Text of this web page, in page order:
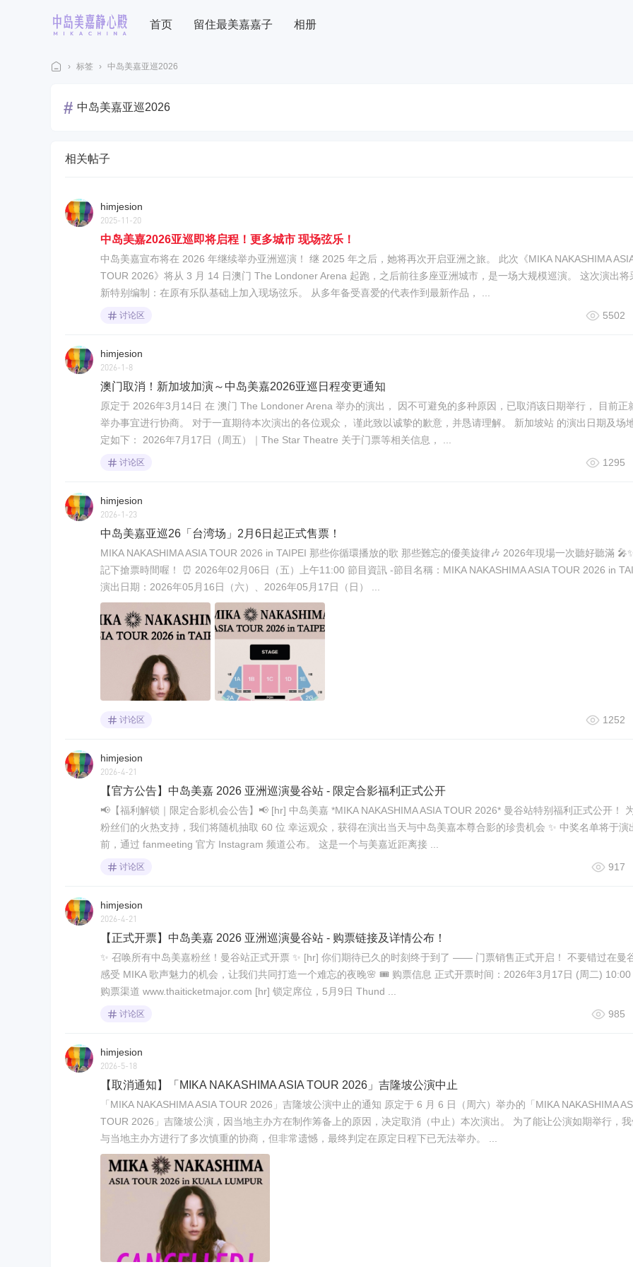
首页 留住最美嘉嘉子 相册
› 标签 › 中岛美嘉亚巡2026
# 中岛美嘉亚巡2026
相关帖子
himjesion
2025-11-20
中岛美嘉2026亚巡即将启程！更多城市 现场弦乐！
中岛美嘉宣布将在 2026 年继续举办亚洲巡演！ 继 2025 年之后，她将再次开启亚洲之旅。 此次《MIKA NAKASHIMA
TOUR 2026》将从 3 月 14 日澳门 The Londoner Arena 起跑，之后前往多座亚洲城市，是一场大规模巡演。 这次演出将
新特别编制：在原有乐队基础上加入现场弦乐。 从多年备受喜爱的代表作到最新作品， ...
讨论区 5502
himjesion
2026-1-8
澳门取消！新加坡加演～中岛美嘉2026亚巡日程变更通知
原定于 2026年3月14日 在 澳门 The Londoner Arena 举办的演出， 因不可避免的多种原因，已取消该日期举行， 目前正
举办事宜进行协商。 对于一直期待本次演出的各位观众， 谨此致以诚挚的歉意，并恳请理解。 新加坡站 的演出日期及场
定如下： 2026年7月17日（周五）｜The Star Theatre 关于门票等相关信息， ...
讨论区 1295
himjesion
2026-1-23
中岛美嘉亚巡26「台湾场」2月6日起正式售票！
MIKA NAKASHIMA ASIA TOUR 2026 in TAIPEI 那些你循環播放的歌 那些難忘的優美旋律🎶 2026年現場一次聽好聽滿
記下搶票時間喔！ ⏰ 2026年02月06日（五）上午11:00 節目資訊 -節目名稱：MIKA NAKASHIMA ASIA TOUR 2026 in
演出日期：2026年05月16日（六）、2026年05月17日（日） ...
讨论区 1252
himjesion
2026-4-21
【官方公告】中岛美嘉 2026 亚洲巡演曼谷站 - 限定合影福利正式公开
📢【福利解锁｜限定合影机会公告】📢 [hr] 中岛美嘉 *MIKA NAKASHIMA ASIA TOUR 2026* 曼谷站特别福利正式公开！
粉丝们的火热支持，我们将随机抽取 60 位 幸运观众，获得在演出当天与中岛美嘉本尊合影的珍贵机会 ✨ 中奖名单将于演
前，通过 fanmeeting 官方 Instagram 频道公布。 这是一个与美嘉近距离接 ...
讨论区 917
himjesion
2026-4-21
【正式开票】中岛美嘉 2026 亚洲巡演曼谷站 - 购票链接及详情公布！
✨ 召唤所有中岛美嘉粉丝！曼谷站正式开票 ✨ [hr] 你们期待已久的时刻终于到了 —— 门票销售正式开启！ 不要错过在曼
感受 MIKA 歌声魅力的机会，让我们共同打造一个难忘的夜晚🌸 🎟 购票信息 正式开票时间：2026年3月17日 (周二) 10:00
购票渠道 www.thaiticketmajor.com [hr] 锁定席位，5月9日 Thund ...
讨论区 985
himjesion
2026-5-18
【取消通知】「MIKA NAKASHIMA ASIA TOUR 2026」吉隆坡公演中止
「MIKA NAKASHIMA ASIA TOUR 2026」吉隆坡公演中止的通知 原定于 6 月 6 日（周六）举办的「MIKA NAKASHIMA
TOUR 2026」吉隆坡公演，因当地主办方在制作筹备上的原因，决定取消（中止）本次演出。 为了能让公演如期举行，
与当地主办方进行了多次慎重的协商，但非常遗憾，最终判定在原定日程下已无法举办。 ...